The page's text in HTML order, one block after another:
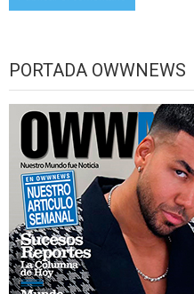
PORTADA OWWNEWS